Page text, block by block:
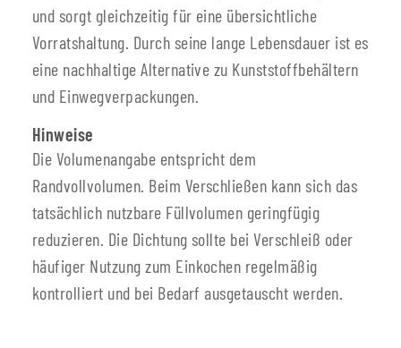
und sorgt gleichzeitig für eine übersichtliche
Vorratshaltung. Durch seine lange Lebensdauer ist es
eine nachhaltige Alternative zu Kunststoffbehältern
und Einwegverpackungen.
Hinweise
Die Volumenangabe entspricht dem
Randvollvolumen. Beim Verschließen kann sich das
tatsächlich nutzbare Füllvolumen geringfügig
reduzieren. Die Dichtung sollte bei Verschleiß oder
häufiger Nutzung zum Einkochen regelmäßig
kontrolliert und bei Bedarf ausgetauscht werden.